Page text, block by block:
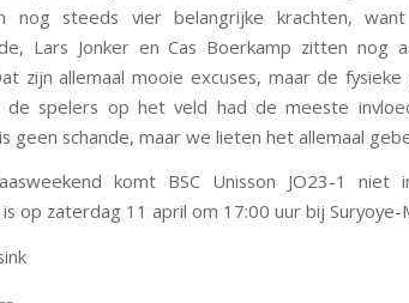
nog steeds vier belangrijke krachten,
Lars Jonker en Cas Boerkamp zitten nog
zijn allemaal mooie excuses, maar de
de spelers op het veld had de meeste
geen schande, maar we lieten het allemaal
komt BSC Unisson JO23-1 niet
op zaterdag 11 april om 17:00 uur bij